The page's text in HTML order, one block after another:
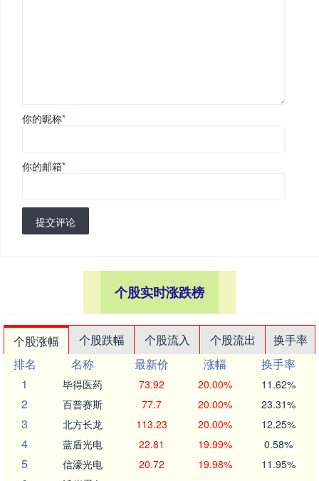
你的昵称*
你的邮箱*
提交评论
个股实时涨跌榜
个股涨幅 个股跌幅 个股流入 个股流出
换手率
排名
名称 最新价 涨幅
换手率
1
毕得医药 73.92 20.00% 11.62%
2 百普赛斯 77.7 20.00% 23.31%
3 北方长龙 113.23 20.00% 12.25%
4 蓝盾光电 22.81 19.99% 0.58%
5 信濠光电 20.72 19.98% 11.95%